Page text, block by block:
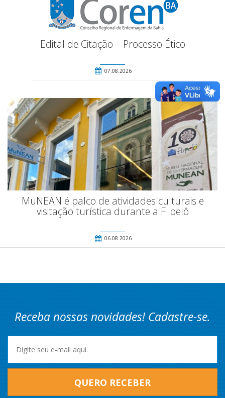
Edital de Citação – Processo Ético
07.08.2026
MuNEAN é palco de atividades culturais e
visitação turística durante a Flipelô
06.08.2026
Receba nossas novidades! Cadastre-se.
QUERO RECEBER